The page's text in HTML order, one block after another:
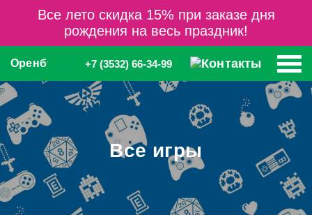
Все лето скидка 15% при заказе дня
рождения на весь праздник!
Оренбург +7 (3532) 66-34-99
Все игры